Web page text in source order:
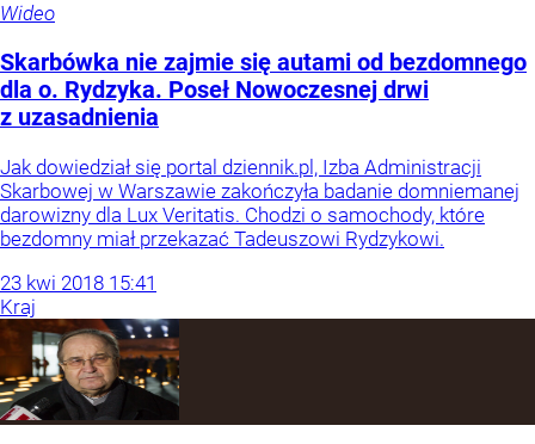
Wideo
Skarbówka nie zajmie się autami od bezdomnego
dla o. Rydzyka. Poseł Nowoczesnej drwi
z uzasadnienia
Jak dowiedział się portal dziennik.pl, Izba Administracji
Skarbowej w Warszawie zakończyła badanie domniemanej
darowizny dla Lux Veritatis. Chodzi o samochody, które
bezdomny miał przekazać Tadeuszowi Rydzykowi.
23 kwi 2018 15:41
Kraj